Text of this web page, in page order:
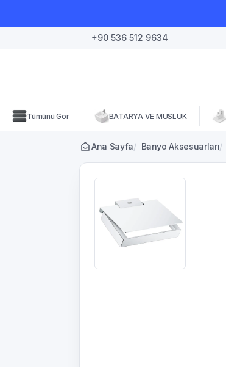
+90 536 512 9634
Tümünü Gör BATARYA VE MUSLUK
Ana Sayfa/ Banyo Aksesuarları/